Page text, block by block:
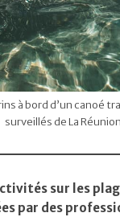
à bord d’un canoé
surveillés de La
sur les
par des